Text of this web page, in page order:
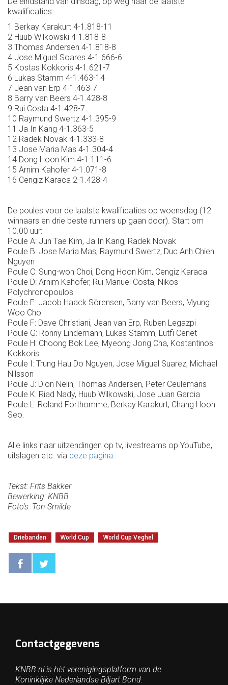
kwalificaties:
1 Berkay Karakurt 4-1.818-11
2 Huub Wilkowski 4-1.818-8
3 Thomas Andersen 4-1.818-8
4 Jose Miguel Soares 4-1.666-6
5 Kostas Kokkoris 4-1.621-7
6 Lukas Stamm 4-1.463-14
7 Jean van Erp 4-1.463-7
8 Barry van Beers 4-1.428-8
9 Rui Costa 4-1.428-7
10 Raymund Swertz 4-1.395-9
11 Ja In Kang 4-1.363-5
12 Radek Novak 4-1.333-8
13 Jose Maria Mas 4-1.304-4
14 Dong Hoon Kim 4-1.111-6
15 Arnim Kahofer 4-1.071-8
16 Cengiz Karaca 2-1.428-4
De poules voor de laatste kwalificaties op woensdag (12
winnaars en drie beste runners up gaan door). Start om
10.00 uur:
Poule A: Jun Tae Kim, Ja In Kang, Radek Novak
Poule B: Jose Maria Mas, Raymund Swertz, Duc Anh Chien
Nguyen
Poule C: Sung-won Choi, Dong Hoon Kim, Cengiz Karaca
Poule D: Arnim Kahofer, Rui Manuel Costa, Nikos
Polychronopoulos
Poule E: Jacob Haack Sörensen, Barry van Beers, Myung
Woo Cho
Poule F: Dave Christiani, Jean van Erp, Ruben Legazpi
Poule G: Ronny Lindemann, Lukas Stamm, Lütfi Cenet
Poule H: Choong Bok Lee, Myeong Jong Cha, Kostantinos
Kokkoris
Poule I: Trung Hau Do Nguyen, Jose Miguel Suarez, Michael
Nilsson
Poule J: Dion Nelin, Thomas Andersen, Peter Ceulemans
Poule K: Riad Nady, Huub Wilkowski, Jose Juan Garcia
Poule L: Roland Forthomme, Berkay Karakurt, Chang Hoon
Seo.
Alle links naar uitzendingen op tv, livestreams op YouTube,
uitslagen etc. via deze pagina.
Tekst: Frits Bakker
Bewerking: KNBB
Foto's: Ton Smilde
Driebanden World Cup World Cup Veghel
Contactgegevens
KNBB.nl is hèt verenigingsplatform van de
Koninklijke Nederlandse Biljart Bond.